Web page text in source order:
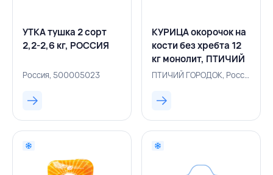
УТКА тушка 2 сорт
2,2-2,6 кг, РОССИЯ
Россия, 500005023
КУРИЦА окорочок на
кости без хребта 12
кг монолит, ПТИЧИЙ
ГОРОДОК, РОССИЯ ПТИЧИЙ ГОРОДОК, Россия, 500005588